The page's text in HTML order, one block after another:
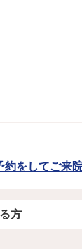
約をしてご来
方